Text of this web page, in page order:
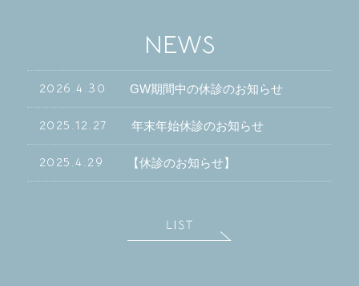
NEWS
2026.4.30 GW期間中の休診のお知らせ
2025.12.27 年末年始休診のお知らせ
2025.4.29 【休診のお知らせ】